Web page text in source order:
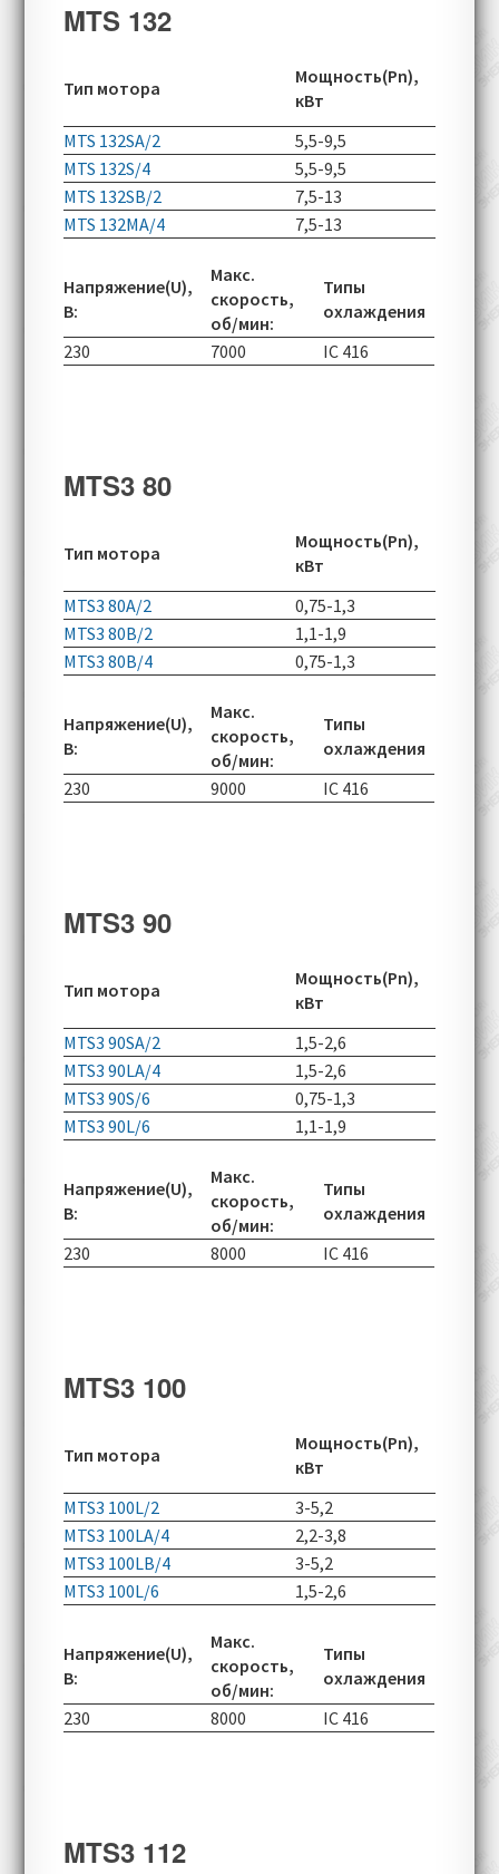
MTS 132
Тип мотора
Мощность(Pn),
кВт
MTS 132SA/2
5,5-9,5
MTS 132S/4
5,5-9,5
MTS 132SB/2
7,5-13
MTS 132MA/4
7,5-13
Напряжение(U),
В:
Макс.
скорость,
об/мин:
Типы
охлаждения
230
7000 IC 416
MTS3 80
Тип мотора
Мощность(Pn),
кВт
MTS3 80A/2
0,75-1,3
MTS3 80B/2
1,1-1,9
MTS3 80B/4
0,75-1,3
Напряжение(U),
В:
Макс.
скорость,
об/мин:
Типы
охлаждения
230
9000 IC 416
MTS3 90
Тип мотора
Мощность(Pn),
кВт
MTS3 90SA/2
1,5-2,6
MTS3 90LA/4
1,5-2,6
MTS3 90S/6
0,75-1,3
MTS3 90L/6
1,1-1,9
Напряжение(U),
В:
Макс.
скорость,
об/мин:
Типы
охлаждения
230
8000 IC 416
MTS3 100
Тип мотора
Мощность(Pn),
кВт
MTS3 100L/2
3-5,2
MTS3 100LA/4
2,2-3,8
MTS3 100LB/4
3-5,2
MTS3 100L/6
1,5-2,6
Напряжение(U),
В:
Макс.
скорость,
об/мин:
Типы
охлаждения
230
8000 IC 416
MTS3 112